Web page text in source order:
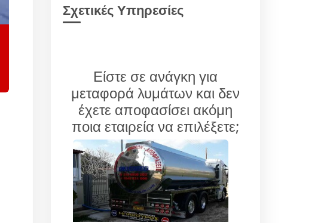
Σχετικές Υπηρεσίες
Είστε σε ανάγκη για
μεταφορά λυμάτων και δεν
έχετε αποφασίσει ακόμη
ποια εταιρεία να επιλέξετε;